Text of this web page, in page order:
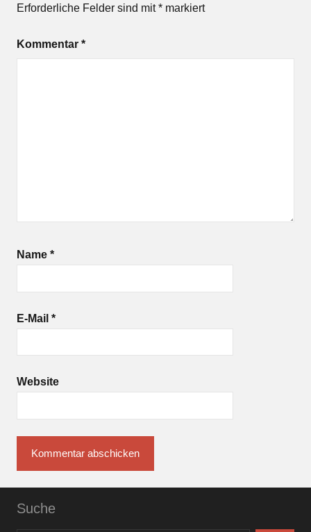
Erforderliche Felder sind mit* markiert
Kommentar *
Name *
E-Mail *
Website
Suche